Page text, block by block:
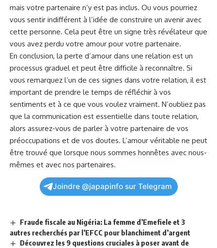
mais votre partenaire n’y est pas inclus. Ou vous pourriez
vous sentir indifférent à l’idée de construire ‌un avenir avec
cette personne. Cela peut être un signe très révélateur que
vous avez ⁢perdu votre amour pour votre partenaire.
En conclusion, la perte d’amour dans une relation est un⁣
processus graduel et peut être difficile à reconnaître. Si
vous remarquez ​l’un de ces‍ signes dans votre relation,⁢ il est
important de prendre le temps de réfléchir à vos
sentiments et à ce ⁤que vous voulez vraiment. N’oubliez pas
que la communication est essentielle dans toute relation,
alors assurez-vous de parler à votre partenaire de vos
préoccupations et ⁢de vos doutes. L’amour véritable ne peut
être trouvé que lorsque nous sommes honnêtes avec nous-
mêmes et avec nos partenaires.
Joindre @japapinfo sur Telegram
Fraude fiscale au Nigéria: La femme d’Emefiele et 3
autres recherchés par l’EFCC pour blanchiment d’argent
Découvrez les 9 questions cruciales à poser avant de